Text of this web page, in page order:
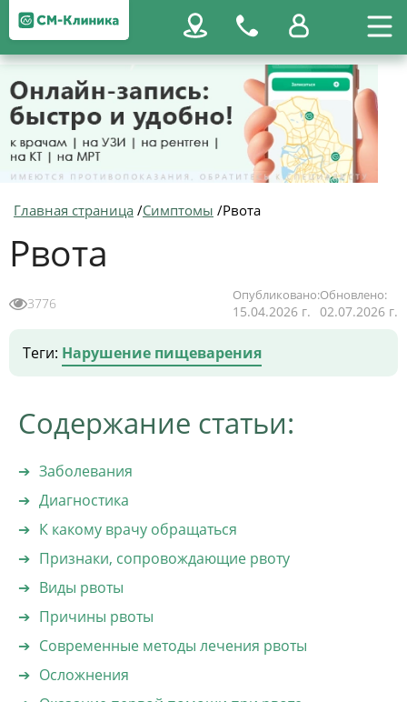
Главная страница /Симптомы /Рвота
Рвота
3776 Опубликовано:
15.04.2026 г.
Обновлено:
02.07.2026 г.
Теги: Нарушение пищеварения
Содержание статьи:
Заболевания
Диагностика
К какому врачу обращаться
Признаки, сопровождающие рвоту
Виды рвоты
Причины рвоты
Современные методы лечения рвоты
Осложнения